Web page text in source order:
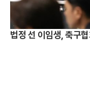
법정 선 이임생, 축구